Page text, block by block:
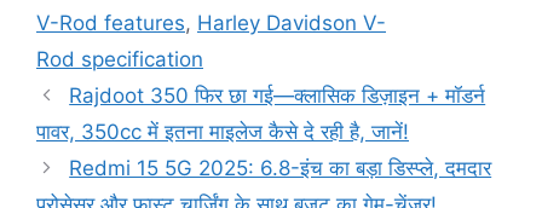
V-Rod features, Harley Davidson V-
Rod specification
Rajdoot 350 फिर छा गई—क्लासिक डिज़ाइन + मॉडर्न
पावर, 350cc में इतना माइलेज कैसे दे रही है, जानें!
Redmi 15 5G 2025: 6.8-इंच का बड़ा डिस्प्ले, दमदार